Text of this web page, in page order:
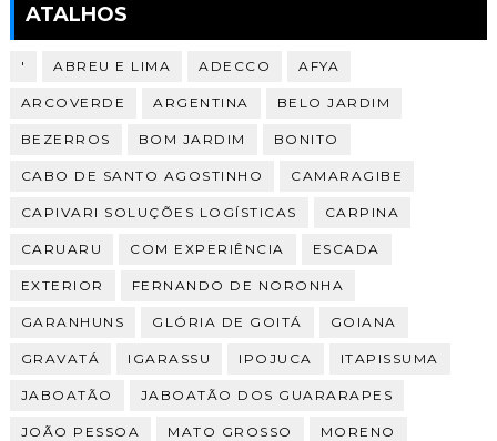
ATALHOS
' ABREU E LIMA ADECCO AFYA
ARCOVERDE ARGENTINA BELO JARDIM
BEZERROS BOM JARDIM BONITO
CABO DE SANTO AGOSTINHO CAMARAGIBE
CAPIVARI SOLUÇÕES LOGÍSTICAS CARPINA
CARUARU COM EXPERIÊNCIA ESCADA
EXTERIOR FERNANDO DE NORONHA
GARANHUNS GLÓRIA DE GOITÁ GOIANA
GRAVATÁ IGARASSU IPOJUCA ITAPISSUMA
JABOATÃO JABOATÃO DOS GUARARAPES
JOÃO PESSOA MATO GROSSO MORENO